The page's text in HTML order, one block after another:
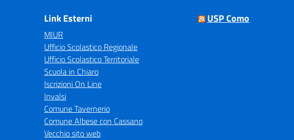
Link Esterni
MIUR
Ufficio Scolastico Regionale
Ufficio Scolastico Territoriale
Scuola in Chiaro
Iscrizioni On Line
Invalsi
Comune Tavernerio
Comune Albese con Cassano
Vecchio sito web
USP Como